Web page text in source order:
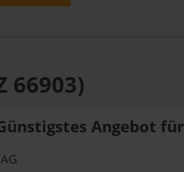
66903)
Angebot für